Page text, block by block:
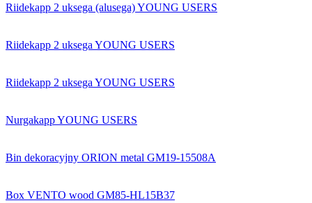
Riidekapp 2 uksega (alusega) YOUNG USERS
Riidekapp 2 uksega YOUNG USERS
Riidekapp 2 uksega YOUNG USERS
Nurgakapp YOUNG USERS
Bin dekoracyjny ORION metal GM19-15508A
Box VENTO wood GM85-HL15B37